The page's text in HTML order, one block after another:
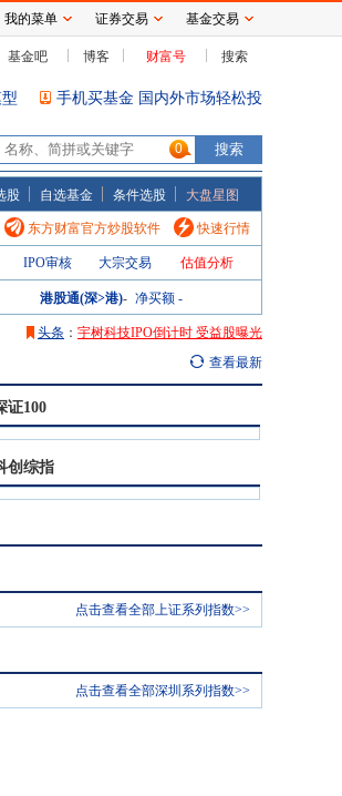
基金吧 博客 财富号 搜索
手机买基金 国内外市场轻松投
0
股 自选基金 条件选股 大盘星图
东方财富官方炒股软件 快速行情
IPO审核 大宗交易 估值分析
港股通(深>港)- 净买额 -
头条 ： 宇树科技IPO倒计时 受益股曝光
查看最新
证100
创综指
点击查看全部上证系列指数>>
点击查看全部深圳系列指数>>
我的菜单 证券交易 基金交易